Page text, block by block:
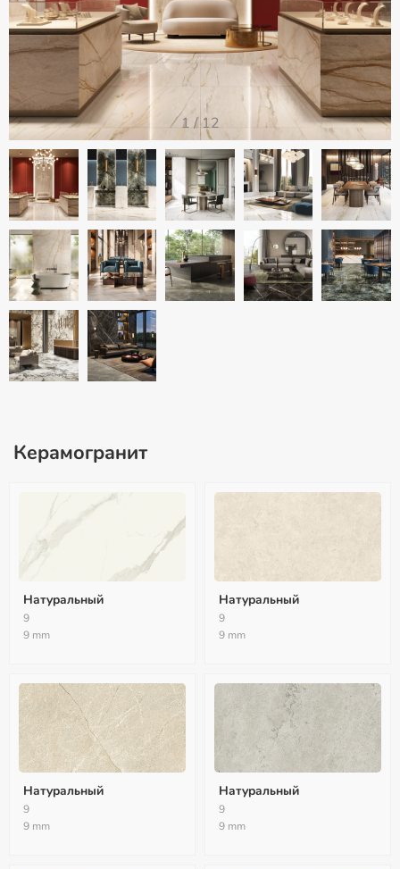
1/12
Керамогранит
Натуральный
9
9 mm
Натуральный
9
9 mm
Натуральный
9
9 mm
Натуральный
9
9 mm